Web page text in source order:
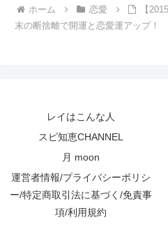
ホーム 恋愛
【
末の断捨離で開運と恋愛運アップ！
レイはこんな人
スピ知恵CHANNEL
月 moon
運営者情報/プライバシーポリシ
ー/特定商取引法に基づく/免責事
項/利用規約